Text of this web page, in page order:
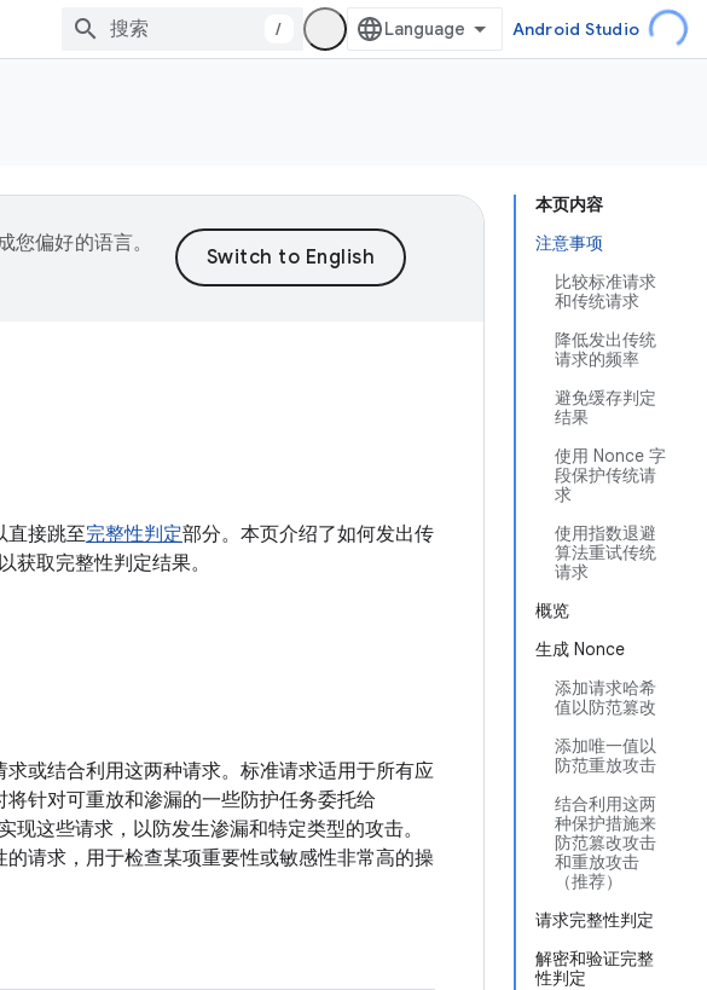
/ Android Studio
本页内容
注意事项
比较标准请求
和传统请求
降低发出传统
请求的频率
避免缓存判定
结果
使用 Nonce 字
段保护传统请
求
使用指数退避
算法重试传统
请求
概览
生成 Nonce
添加请求哈希
值以防范篡改
添加唯一值以
防范重放攻击
结合利用这两
种保护措施来
防范篡改攻击
和重放攻击
（推荐）
请求完整性判定
解密和验证完整
性判定
偏好的语言。
直接跳至完整性判定部分。本页介绍了如何发出传
获取完整性判定结果。
或结合利用这两种请求。标准请求适用于所有应
针对可重放和渗漏的一些防护任务委托给
这些请求，以防发生渗漏和特定类型的攻击。
请求，用于检查某项重要性或敏感性非常高的操